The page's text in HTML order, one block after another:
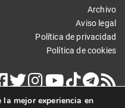
Archivo
Aviso legal
Política de privacidad
Política de cookies
mejor experiencia en